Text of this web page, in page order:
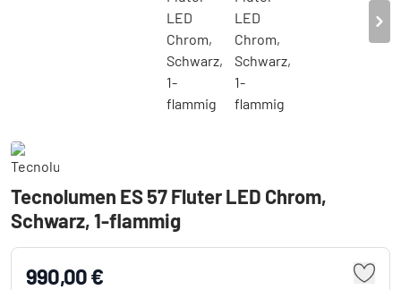
Tecnolumen ES 57 Fluter LED Chrom,
Schwarz, 1-flammig
990,00 €